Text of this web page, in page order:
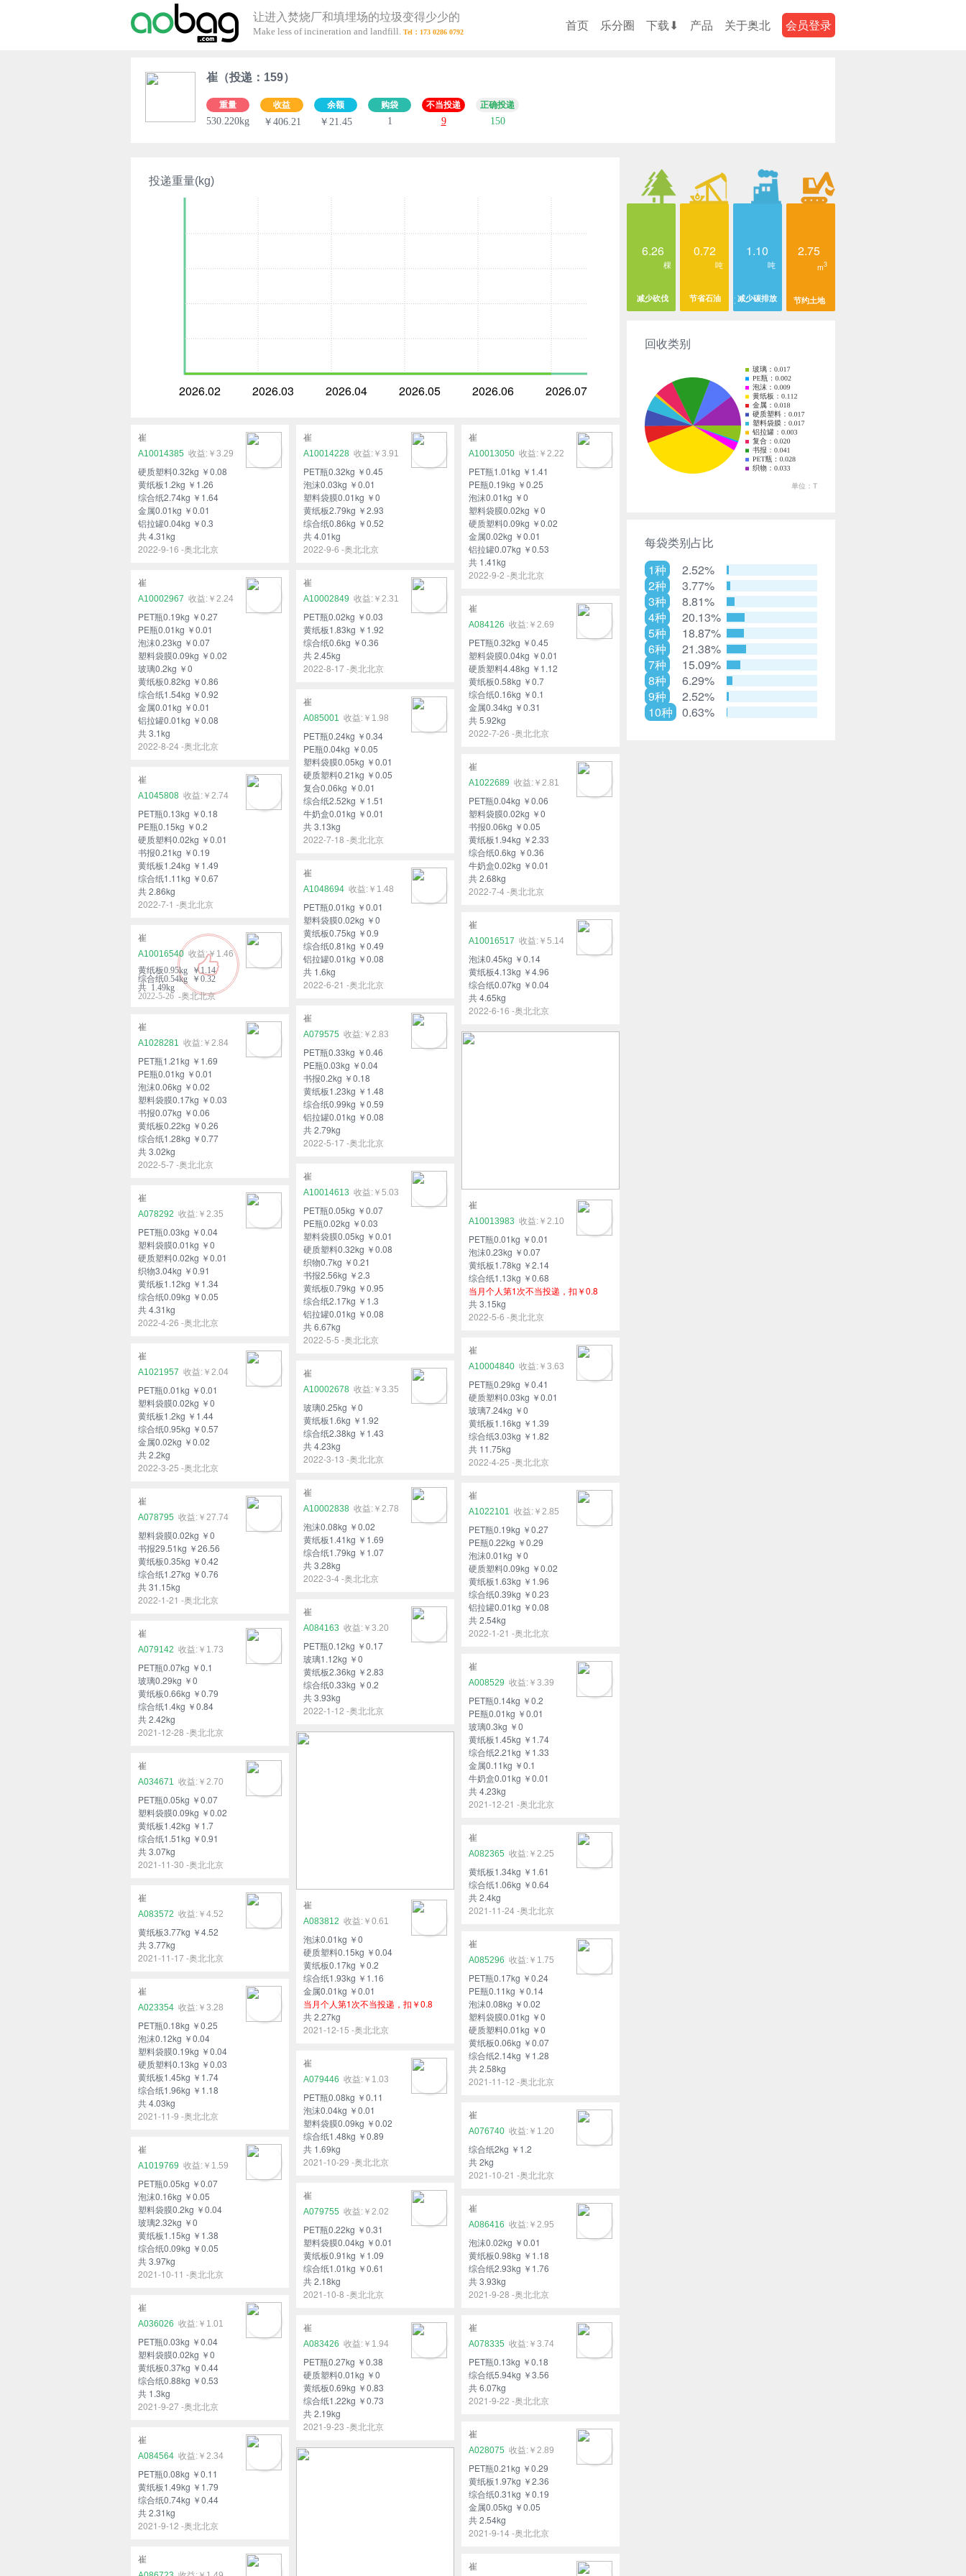
让进入焚烧厂和填埋场的垃圾变得少少的
Make less of incineration and landfill. 首页 乐分圈 下载⬇ 产品 关于奥北 会员登录
崔（投递：159）
重量
530.220kg
收益
￥406.21
余额
￥21.45
购袋
1
不当投递
9
正确投递
150
投递重量(kg)
2026.02 2026.03 2026.04 2026.05 2026.06 2026.07
崔
A10014385
￥3.29
硬质塑料0.32kg ￥0.08
黄纸板1.2kg ￥1.26
综合纸2.74kg ￥1.64
金属0.01kg ￥0.01
铝拉罐0.04kg ￥0.3
共 4.31kg
2022-9-16 -奥北北京
崔
A10014228
￥3.91
PET瓶0.32kg ￥0.45
泡沫0.03kg ￥0.01
塑料袋膜0.01kg ￥0
黄纸板2.79kg ￥2.93
综合纸0.86kg ￥0.52
共 4.01kg
2022-9-6 -奥北北京
崔
A10013050
￥2.22
PET瓶1.01kg ￥1.41
PE瓶0.19kg ￥0.25
泡沫0.01kg ￥0
塑料袋膜0.02kg ￥0
硬质塑料0.09kg ￥0.02
金属0.02kg ￥0.01
铝拉罐0.07kg ￥0.53
共 1.41kg
2022-9-2 -奥北北京
崔
A10002967
￥2.24
PET瓶0.19kg ￥0.27
PE瓶0.01kg ￥0.01
泡沫0.23kg ￥0.07
塑料袋膜0.09kg ￥0.02
玻璃0.2kg ￥0
黄纸板0.82kg ￥0.86
综合纸1.54kg ￥0.92
金属0.01kg ￥0.01
铝拉罐0.01kg ￥0.08
共 3.1kg
2022-8-24 -奥北北京
崔
A10002849
￥2.31
PET瓶0.02kg ￥0.03
黄纸板1.83kg ￥1.92
综合纸0.6kg ￥0.36
共 2.45kg
2022-8-17 -奥北北京
崔
A084126
￥2.69
PET瓶0.32kg ￥0.45
塑料袋膜0.04kg ￥0.01
硬质塑料4.48kg ￥1.12
黄纸板0.58kg ￥0.7
综合纸0.16kg ￥0.1
金属0.34kg ￥0.31
共 5.92kg
2022-7-26 -奥北北京
崔
A085001
￥1.98
PET瓶0.24kg ￥0.34
PE瓶0.04kg ￥0.05
塑料袋膜0.05kg ￥0.01
硬质塑料0.21kg ￥0.05
复合0.06kg ￥0.01
综合纸2.52kg ￥1.51
牛奶盒0.01kg ￥0.01
共 3.13kg
2022-7-18 -奥北北京
崔
A1022689
￥2.81
PET瓶0.04kg ￥0.06
塑料袋膜0.02kg ￥0
书报0.06kg ￥0.05
黄纸板1.94kg ￥2.33
综合纸0.6kg ￥0.36
牛奶盒0.02kg ￥0.01
共 2.68kg
2022-7-4 -奥北北京
崔
A1045808
￥2.74
PET瓶0.13kg ￥0.18
PE瓶0.15kg ￥0.2
硬质塑料0.02kg ￥0.01
书报0.21kg ￥0.19
黄纸板1.24kg ￥1.49
综合纸1.11kg ￥0.67
共 2.86kg
2022-7-1 -奥北北京
崔
A1048694
￥1.48
PET瓶0.01kg ￥0.01
塑料袋膜0.02kg ￥0
黄纸板0.75kg ￥0.9
综合纸0.81kg ￥0.49
铝拉罐0.01kg ￥0.08
共 1.6kg
2022-6-21 -奥北北京
崔
A10016517
￥5.14
泡沫0.45kg ￥0.14
黄纸板4.13kg ￥4.96
综合纸0.07kg ￥0.04
共 4.65kg
2022-6-16 -奥北北京
崔
A10016540
￥1.46
黄纸板0.95kg ￥1.14
综合纸0.54kg ￥0.32
共 1.49kg
2022-5-26 -奥北北京
崔
A079575
￥2.83
PET瓶0.33kg ￥0.46
PE瓶0.03kg ￥0.04
书报0.2kg ￥0.18
黄纸板1.23kg ￥1.48
综合纸0.99kg ￥0.59
铝拉罐0.01kg ￥0.08
共 2.79kg
2022-5-17 -奥北北京
崔
A1028281
￥2.84
PET瓶1.21kg ￥1.69
PE瓶0.01kg ￥0.01
泡沫0.06kg ￥0.02
塑料袋膜0.17kg ￥0.03
书报0.07kg ￥0.06
黄纸板0.22kg ￥0.26
综合纸1.28kg ￥0.77
共 3.02kg
2022-5-7 -奥北北京
崔
A10013983
￥2.10
PET瓶0.01kg ￥0.01
泡沫0.23kg ￥0.07
黄纸板1.78kg ￥2.14
综合纸1.13kg ￥0.68
当月个人第1次不当投递，扣￥0.8
共 3.15kg
2022-5-6 -奥北北京
崔
A10014613
￥5.03
PET瓶0.05kg ￥0.07
PE瓶0.02kg ￥0.03
塑料袋膜0.05kg ￥0.01
硬质塑料0.32kg ￥0.08
织物0.7kg ￥0.21
书报2.56kg ￥2.3
黄纸板0.79kg ￥0.95
综合纸2.17kg ￥1.3
铝拉罐0.01kg ￥0.08
共 6.67kg
2022-5-5 -奥北北京
崔
A078292
￥2.35
PET瓶0.03kg ￥0.04
塑料袋膜0.01kg ￥0
硬质塑料0.02kg ￥0.01
织物3.04kg ￥0.91
黄纸板1.12kg ￥1.34
综合纸0.09kg ￥0.05
共 4.31kg
2022-4-26 -奥北北京
崔
A10004840
￥3.63
PET瓶0.29kg ￥0.41
硬质塑料0.03kg ￥0.01
玻璃7.24kg ￥0
黄纸板1.16kg ￥1.39
综合纸3.03kg ￥1.82
共 11.75kg
2022-4-25 -奥北北京
崔
A1021957
￥2.04
PET瓶0.01kg ￥0.01
塑料袋膜0.02kg ￥0
黄纸板1.2kg ￥1.44
综合纸0.95kg ￥0.57
金属0.02kg ￥0.02
共 2.2kg
2022-3-25 -奥北北京
崔
A10002678
￥3.35
玻璃0.25kg ￥0
黄纸板1.6kg ￥1.92
综合纸2.38kg ￥1.43
共 4.23kg
2022-3-13 -奥北北京
崔
A10002838
￥2.78
泡沫0.08kg ￥0.02
黄纸板1.41kg ￥1.69
综合纸1.79kg ￥1.07
共 3.28kg
2022-3-4 -奥北北京
崔
A1022101
￥2.85
PET瓶0.19kg ￥0.27
PE瓶0.22kg ￥0.29
泡沫0.01kg ￥0
硬质塑料0.09kg ￥0.02
黄纸板1.63kg ￥1.96
综合纸0.39kg ￥0.23
铝拉罐0.01kg ￥0.08
共 2.54kg
2022-1-21 -奥北北京
崔
A078795
￥27.74
塑料袋膜0.02kg ￥0
书报29.51kg ￥26.56
黄纸板0.35kg ￥0.42
综合纸1.27kg ￥0.76
共 31.15kg
2022-1-21 -奥北北京
崔
A084163
￥3.20
PET瓶0.12kg ￥0.17
玻璃1.12kg ￥0
黄纸板2.36kg ￥2.83
综合纸0.33kg ￥0.2
共 3.93kg
2022-1-12 -奥北北京
崔
A079142
￥1.73
PET瓶0.07kg ￥0.1
玻璃0.29kg ￥0
黄纸板0.66kg ￥0.79
综合纸1.4kg ￥0.84
共 2.42kg
2021-12-28 -奥北北京
崔
A008529
￥3.39
PET瓶0.14kg ￥0.2
PE瓶0.01kg ￥0.01
玻璃0.3kg ￥0
黄纸板1.45kg ￥1.74
综合纸2.21kg ￥1.33
金属0.11kg ￥0.1
牛奶盒0.01kg ￥0.01
共 4.23kg
2021-12-21 -奥北北京
崔
A083812
￥0.61
泡沫0.01kg ￥0
硬质塑料0.15kg ￥0.04
黄纸板0.17kg ￥0.2
综合纸1.93kg ￥1.16
金属0.01kg ￥0.01
当月个人第1次不当投递，扣￥0.8
共 2.27kg
2021-12-15 -奥北北京
崔
A034671
￥2.70
PET瓶0.05kg ￥0.07
塑料袋膜0.09kg ￥0.02
黄纸板1.42kg ￥1.7
综合纸1.51kg ￥0.91
共 3.07kg
2021-11-30 -奥北北京
崔
A082365
￥2.25
黄纸板1.34kg ￥1.61
综合纸1.06kg ￥0.64
共 2.4kg
2021-11-24 -奥北北京
崔
A083572
￥4.52
黄纸板3.77kg ￥4.52
共 3.77kg
2021-11-17 -奥北北京
崔
A085296
￥1.75
PET瓶0.17kg ￥0.24
PE瓶0.11kg ￥0.14
泡沫0.08kg ￥0.02
塑料袋膜0.01kg ￥0
硬质塑料0.01kg ￥0
黄纸板0.06kg ￥0.07
综合纸2.14kg ￥1.28
共 2.58kg
2021-11-12 -奥北北京
崔
A023354
￥3.28
PET瓶0.18kg ￥0.25
泡沫0.12kg ￥0.04
塑料袋膜0.19kg ￥0.04
硬质塑料0.13kg ￥0.03
黄纸板1.45kg ￥1.74
综合纸1.96kg ￥1.18
共 4.03kg
2021-11-9 -奥北北京
崔
A079446
￥1.03
PET瓶0.08kg ￥0.11
泡沫0.04kg ￥0.01
塑料袋膜0.09kg ￥0.02
综合纸1.48kg ￥0.89
共 1.69kg
2021-10-29 -奥北北京
崔
A076740
￥1.20
综合纸2kg ￥1.2
共 2kg
2021-10-21 -奥北北京
崔
A1019769
￥1.59
PET瓶0.05kg ￥0.07
泡沫0.16kg ￥0.05
塑料袋膜0.2kg ￥0.04
玻璃2.32kg ￥0
黄纸板1.15kg ￥1.38
综合纸0.09kg ￥0.05
共 3.97kg
2021-10-11 -奥北北京
崔
A079755
￥2.02
PET瓶0.22kg ￥0.31
塑料袋膜0.04kg ￥0.01
黄纸板0.91kg ￥1.09
综合纸1.01kg ￥0.61
共 2.18kg
2021-10-8 -奥北北京
崔
A086416
￥2.95
泡沫0.02kg ￥0.01
黄纸板0.98kg ￥1.18
综合纸2.93kg ￥1.76
共 3.93kg
2021-9-28 -奥北北京
崔
A036026
￥1.01
PET瓶0.03kg ￥0.04
塑料袋膜0.02kg ￥0
黄纸板0.37kg ￥0.44
综合纸0.88kg ￥0.53
共 1.3kg
2021-9-27 -奥北北京
崔
A083426
￥1.94
PET瓶0.27kg ￥0.38
硬质塑料0.01kg ￥0
黄纸板0.69kg ￥0.83
综合纸1.22kg ￥0.73
共 2.19kg
2021-9-23 -奥北北京
崔
A078335
￥3.74
PET瓶0.13kg ￥0.18
综合纸5.94kg ￥3.56
共 6.07kg
2021-9-22 -奥北北京
崔
A028075
￥2.89
PET瓶0.21kg ￥0.29
黄纸板1.97kg ￥2.36
综合纸0.31kg ￥0.19
金属0.05kg ￥0.05
共 2.54kg
2021-9-14 -奥北北京
崔
A084564
￥2.34
PET瓶0.08kg ￥0.11
黄纸板1.49kg ￥1.79
综合纸0.74kg ￥0.44
共 2.31kg
2021-9-12 -奥北北京
崔
崔
6.26
棵
减少砍伐
0.72
吨
节省石油
1.10
吨
减少碳排放
2.75
m3
节约土地
回收类别
每袋类别占比
1种
2.52%
2种
3.77%
3种
8.81%
4种
20.13%
5种
18.87%
6种
21.38%
7种
15.09%
8种
6.29%
9种
2.52%
10种
0.63%